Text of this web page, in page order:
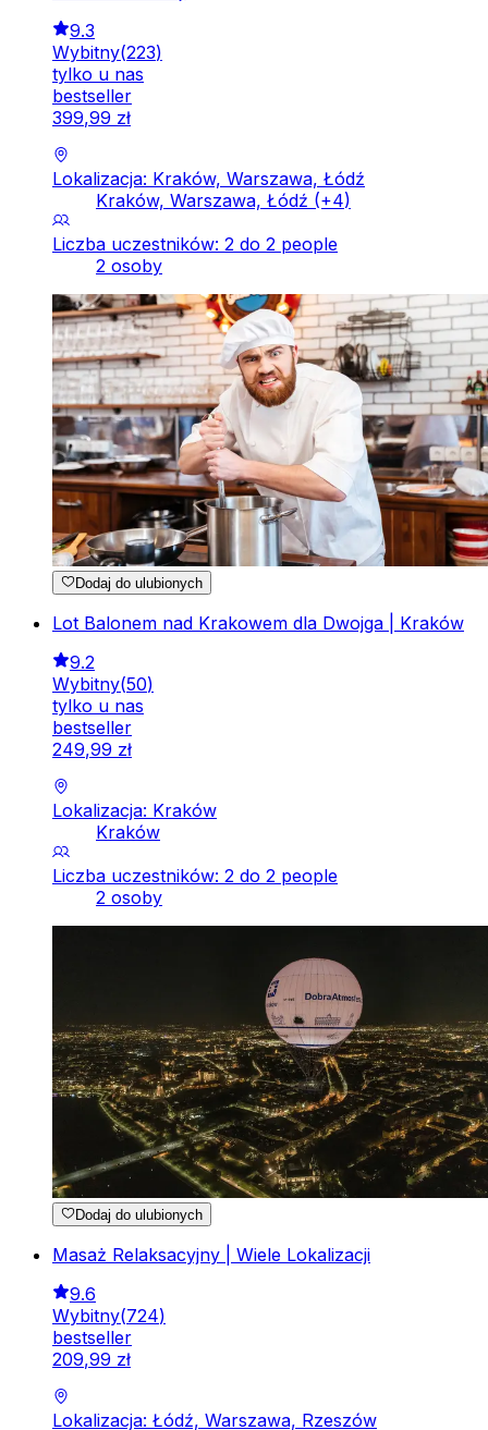
9.3
Wybitny(223)
tylko u nas
bestseller
399,99 zł
Lokalizacja: Kraków, Warszawa, Łódź
Kraków, Warszawa, Łódź (+4)
Liczba uczestników: 2 do 2 people
2 osoby
Dodaj do ulubionych
Lot Balonem nad Krakowem dla Dwojga | Kraków
9.2
Wybitny(50)
tylko u nas
bestseller
249,99 zł
Lokalizacja: Kraków
Kraków
Liczba uczestników: 2 do 2 people
2 osoby
Dodaj do ulubionych
Masaż Relaksacyjny | Wiele Lokalizacji
9.6
Wybitny(724)
bestseller
209,99 zł
Lokalizacja: Łódź, Warszawa, Rzeszów